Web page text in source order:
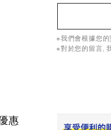
※我們會根據您的
※對於您的留言,
惠